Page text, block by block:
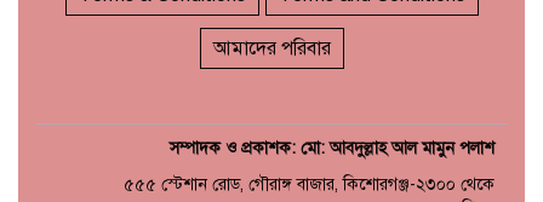
আমাদের পরিবার
সম্পাদক ও প্রকাশক: মো: আবদুল্লাহ আল মামুন পলাশ
৫৫৫ স্টেশান রোড, গৌরাঙ্গ বাজার, কিশোরগঞ্জ-২৩০০ থেকে